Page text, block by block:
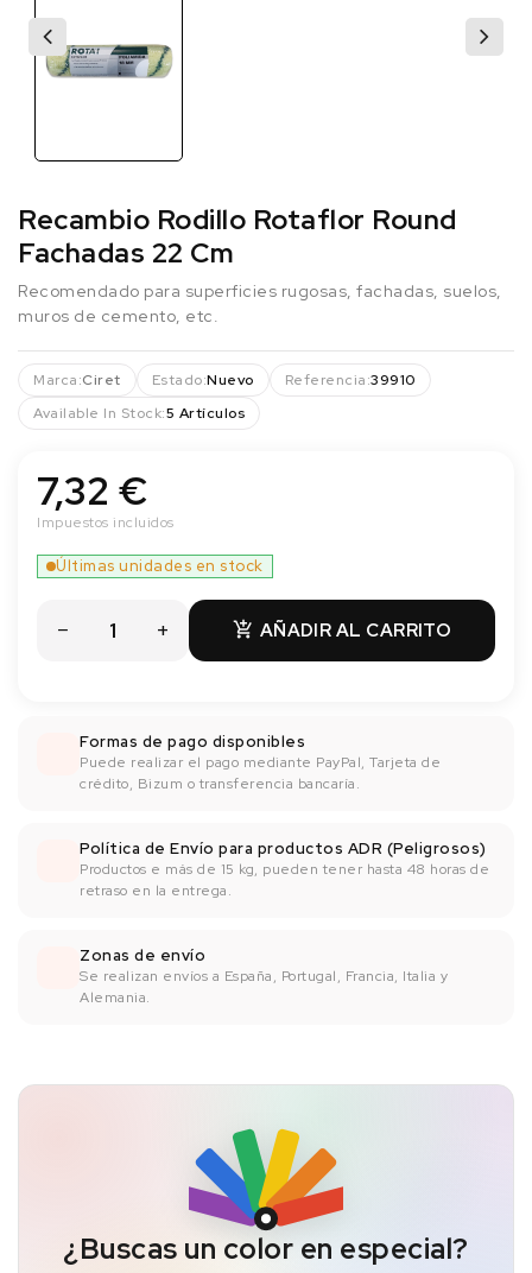
Recambio Rodillo Rotaflor Round
Fachadas 22 Cm
Recomendado para superficies rugosas, fachadas, suelos,
muros de cemento, etc.
Marca:Ciret Estado:Nuevo Referencia:39910
Available In Stock:5 Artículos
7,32 €
Impuestos incluidos
 AÑADIR AL CARRITO
Últimas unidades en stock
Formas de pago disponibles
Puede realizar el pago mediante PayPal, Tarjeta de
crédito, Bizum o transferencia bancaría.
Política de Envío para productos ADR (Peligrosos)
Productos e más de 15 kg, pueden tener hasta 48 horas de
retraso en la entrega.
Zonas de envío
Se realizan envíos a España, Portugal, Francia, Italia y
Alemania.
¿Buscas un color en especial?